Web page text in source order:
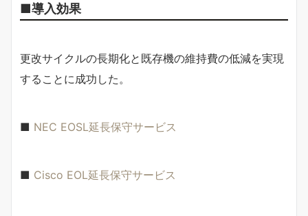
■導入効果
更改サイクルの長期化と既存機の維持費の低減を実現
することに成功した。
■ NEC EOSL延長保守サービス
■ Cisco EOL延長保守サービス